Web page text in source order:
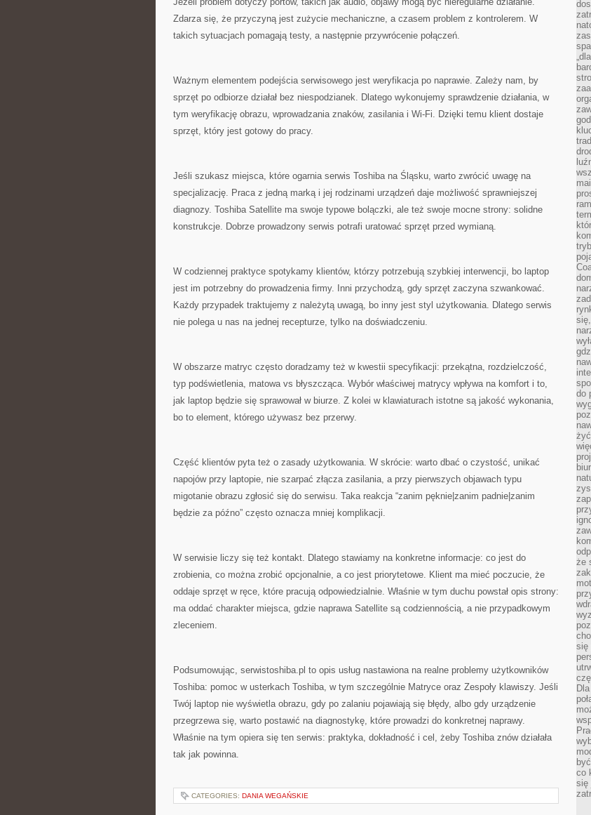
Zdarza się, że przyczyną jest zużycie mechaniczne, a czasem problem z kontrolerem. W
takich sytuacjach pomagają testy, a następnie przywrócenie połączeń.
Ważnym elementem podejścia serwisowego jest weryfikacja po naprawie. Zależy nam, by
sprzęt po odbiorze działał bez niespodzianek. Dlatego wykonujemy sprawdzenie działania, w
tym weryfikację obrazu, wprowadzania znaków, zasilania i Wi-Fi. Dzięki temu klient dostaje
sprzęt, który jest gotowy do pracy.
Jeśli szukasz miejsca, które ogarnia serwis Toshiba na Śląsku, warto zwrócić uwagę na
specjalizację. Praca z jedną marką i jej rodzinami urządzeń daje możliwość sprawniejszej
diagnozy. Toshiba Satellite ma swoje typowe bolączki, ale też swoje mocne strony: solidne
konstrukcje. Dobrze prowadzony serwis potrafi uratować sprzęt przed wymianą.
W codziennej praktyce spotykamy klientów, którzy potrzebują szybkiej interwencji, bo laptop
jest im potrzebny do prowadzenia firmy. Inni przychodzą, gdy sprzęt zaczyna szwankować.
Każdy przypadek traktujemy z należytą uwagą, bo inny jest styl użytkowania. Dlatego serwis
nie polega u nas na jednej recepturze, tylko na doświadczeniu.
W obszarze matryc często doradzamy też w kwestii specyfikacji: przekątna, rozdzielczość,
typ podświetlenia, matowa vs błyszcząca. Wybór właściwej matrycy wpływa na komfort i to,
jak laptop będzie się sprawował w biurze. Z kolei w klawiaturach istotne są jakość wykonania,
bo to element, którego używasz bez przerwy.
Część klientów pyta też o zasady użytkowania. W skrócie: warto dbać o czystość, unikać
napojów przy laptopie, nie szarpać złącza zasilania, a przy pierwszych objawach typu
migotanie obrazu zgłosić się do serwisu. Taka reakcja “zanim pęknie|zanim padnie|zanim
będzie za późno” często oznacza mniej komplikacji.
W serwisie liczy się też kontakt. Dlatego stawiamy na konkretne informacje: co jest do
zrobienia, co można zrobić opcjonalnie, a co jest priorytetowe. Klient ma mieć poczucie, że
oddaje sprzęt w ręce, które pracują odpowiedzialnie. Właśnie w tym duchu powstał opis strony:
ma oddać charakter miejsca, gdzie naprawa Satellite są codziennością, a nie przypadkowym
zleceniem.
Podsumowując, serwistoshiba.pl to opis usług nastawiona na realne problemy użytkowników
Toshiba: pomoc w usterkach Toshiba, w tym szczególnie Matryce oraz Zespoły klawiszy. Jeśli
Twój laptop nie wyświetla obrazu, gdy po zalaniu pojawiają się błędy, albo gdy urządzenie
przegrzewa się, warto postawić na diagnostykę, które prowadzi do konkretnej naprawy.
Właśnie na tym opiera się ten serwis: praktyka, dokładność i cel, żeby Toshiba znów działała
tak jak powinna.
CATEGORIES: DANIA WEGAŃSKIE
do
że
się
co
się